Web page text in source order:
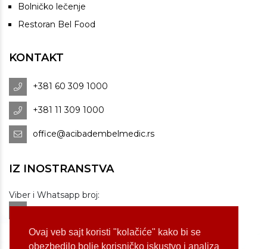
Ovaj veb sajt koristi "kolačiće" kako bi se
obezbedilo bolje korisničko iskustvo i analiza
Bolničko lečenje
Restoran Bel Food
KONTAKT
+381 60 309 1000
+381 11 309 1000
office@acibadembelmedic.rs
IZ INOSTRANSTVA
Viber i Whatsapp broj:
+381 60 309 1070
Dostupnost: od 07 do 22h